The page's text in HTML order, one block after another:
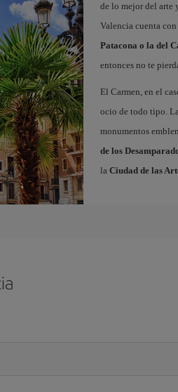
de lo mejor del arte
Valencia cuenta
Patacona o la del
entonces no te
El Carmen, en el
ocio de todo tipo.
monumentos
de los
la Ciudad de las